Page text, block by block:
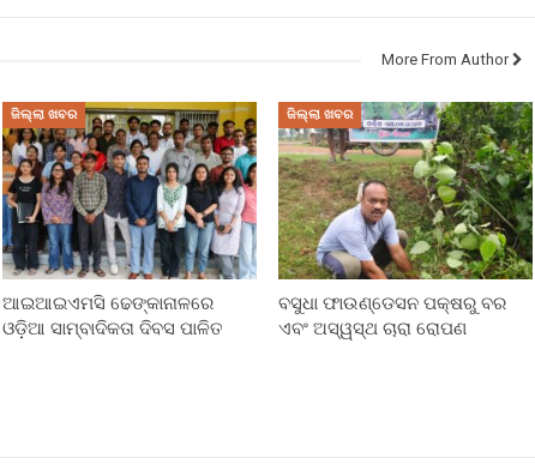
More From Author
ଜିଲ୍ଲା ଖବର
ଆଇଆଇଏମସି ଢେଙ୍କାନାଳରେ
ଓଡ଼ିଆ ସାମ୍ବାଦିକତା ଦିବସ ପାଳିତ
ଜିଲ୍ଲା ଖବର
ବସୁଧା ଫାଉଣ୍ଡେସନ ପକ୍ଷରୁ ବର
ଏବଂ ଅସ୍ୱସ୍ଥ ଚାରା ରୋପଣ